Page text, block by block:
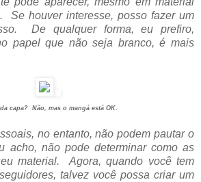
Se houver interesse, posso fazer um
De qualquer forma, eu prefiro,
papel que não seja branco, é mais
capa? Não, mas o mangá está OK.
no entanto, não podem pautar o
acho, não pode determinar como as
material. Agora, quando você tem
talvez você possa criar um